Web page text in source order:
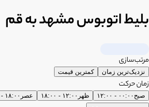
بلیط اتوبوس مشهد به قم
مرتب‌سازی
نزدیک‌ترین زمان کمترین قیمت
زمان حرکت
صبح ۰۰:۰۰ - ۱۲:۰۰ ظهر ۱۲:۰۰ - ۱۸:۰۰ عصر ۱۸:۰۰ - ۲۴:۰۰